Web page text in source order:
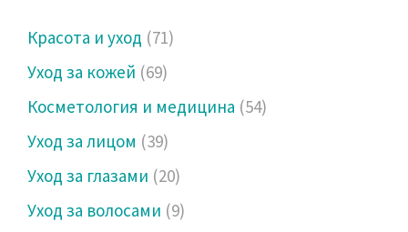
Красота и уход (71)
Уход за кожей (69)
Косметология и медицина (54)
Уход за лицом (39)
Уход за глазами (20)
Уход за волосами (9)